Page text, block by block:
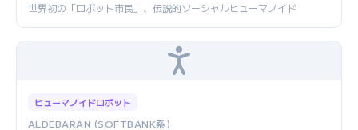
世界初の「ロボット市民」、伝説的ソーシャルヒューマノイド
ヒューマノイドロボット
ALDEBARAN (SOFTBANK系)